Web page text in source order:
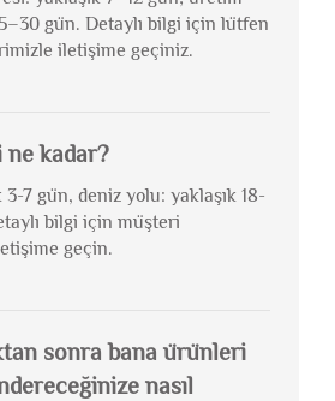
gün. Detaylı bilgi için lütfen
iletişime geçiniz.
ne kadar?
3-7 gün, deniz yolu: yaklaşık 18-
bilgi için müşteri
geçin.
sonra bana ürünleri
nasıl